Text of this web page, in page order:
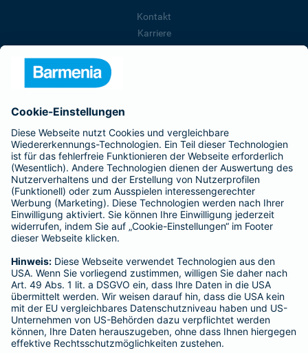
Kontakt
Karriere
Presse
Barmenia ist Teil der BarmeniaGothaer
BELIEBTE SEITEN
Kranken-Zusatzversicherung
Tierversicherungen
Haftpflichtversicherung
Hausratversicherung
Adresse ändern
Schaden melden
Kilometerstandsmeldung
Serviceübersicht